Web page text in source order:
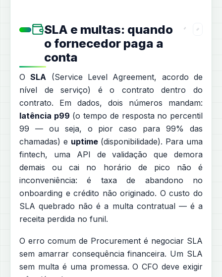
SLA e multas: quando
o fornecedor paga a
conta
OSLA (Service Level Agreement, acordo de
nível de serviço) é o contrato dentro do
contrato. Em dados, dois números mandam:
latência p99 (o tempo de resposta no percentil
99 — ou seja, o pior caso para 99% das
chamadas) e uptime(disponibilidade). Para uma
fintech, uma API de validação que demora
demais ou cai no horário de pico não é
inconveniência: é taxa de abandono no
onboarding e crédito não originado. O custo do
SLA quebrado não é a multa contratual — é a
receita perdida no funil.
O erro comum de Procurement é negociar SLA
sem amarrar consequência financeira. Um SLA
sem multa é uma promessa. O CFO deve exigir